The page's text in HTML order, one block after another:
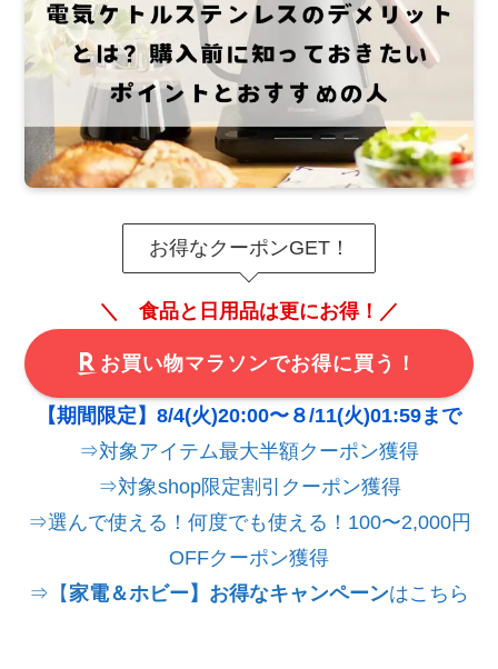
お得なクーポンGET！
＼ 食品と日用品は更にお得！／
お買い物マラソンでお得に買う！
【期間限定】8/4(火)20:00〜８/11(火)01:59まで
⇒対象アイテム最大半額クーポン獲得
⇒対象shop限定割引クーポン獲得
⇒選んで使える！何度でも使える！100〜2,000円
OFFクーポン獲得
⇒【家電＆ホビー】お得なキャンペーンはこちら